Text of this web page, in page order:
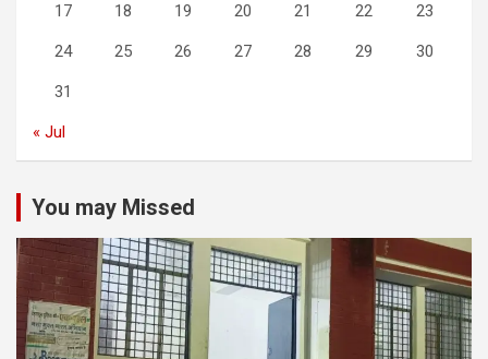
17 18 19 20 21 22 23
24 25 26 27 28 29 30
31
« Jul
You may Missed